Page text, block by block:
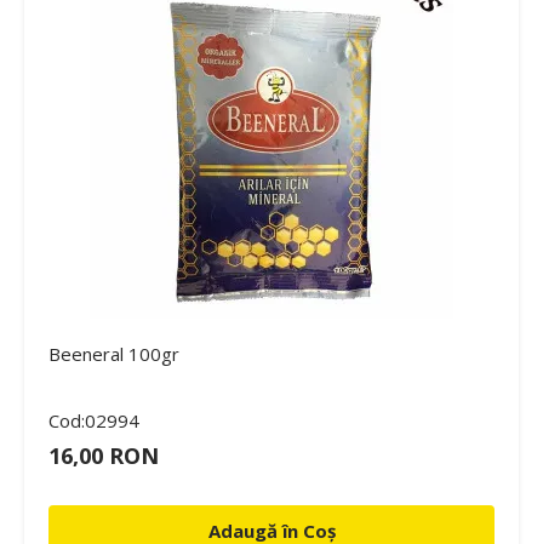
Beeneral 100gr
Cod:02994
16,00 RON
Adaugă în Coș